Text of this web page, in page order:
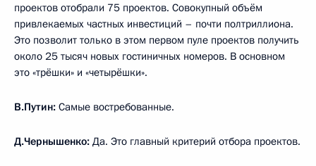
проектов отобрали 75 проектов. Совокупный объём
привлекаемых частных инвестиций – почти полтриллиона.
Это позволит только в этом первом пуле проектов получить
около 25 тысяч новых гостиничных номеров. В основном
это «трёшки» и «четырёшки».
В.Путин: Самые востребованные.
Д.Чернышенко: Да. Это главный критерий отбора проектов.